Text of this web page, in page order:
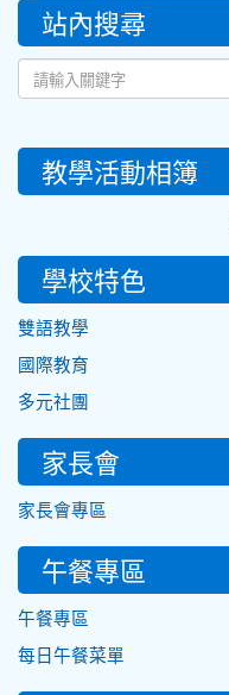
::: 站內搜尋
教學活動相簿
學校特色
雙語教學
國際教育
多元社團
家長會
家長會專區
午餐專區
午餐專區
每日午餐菜單